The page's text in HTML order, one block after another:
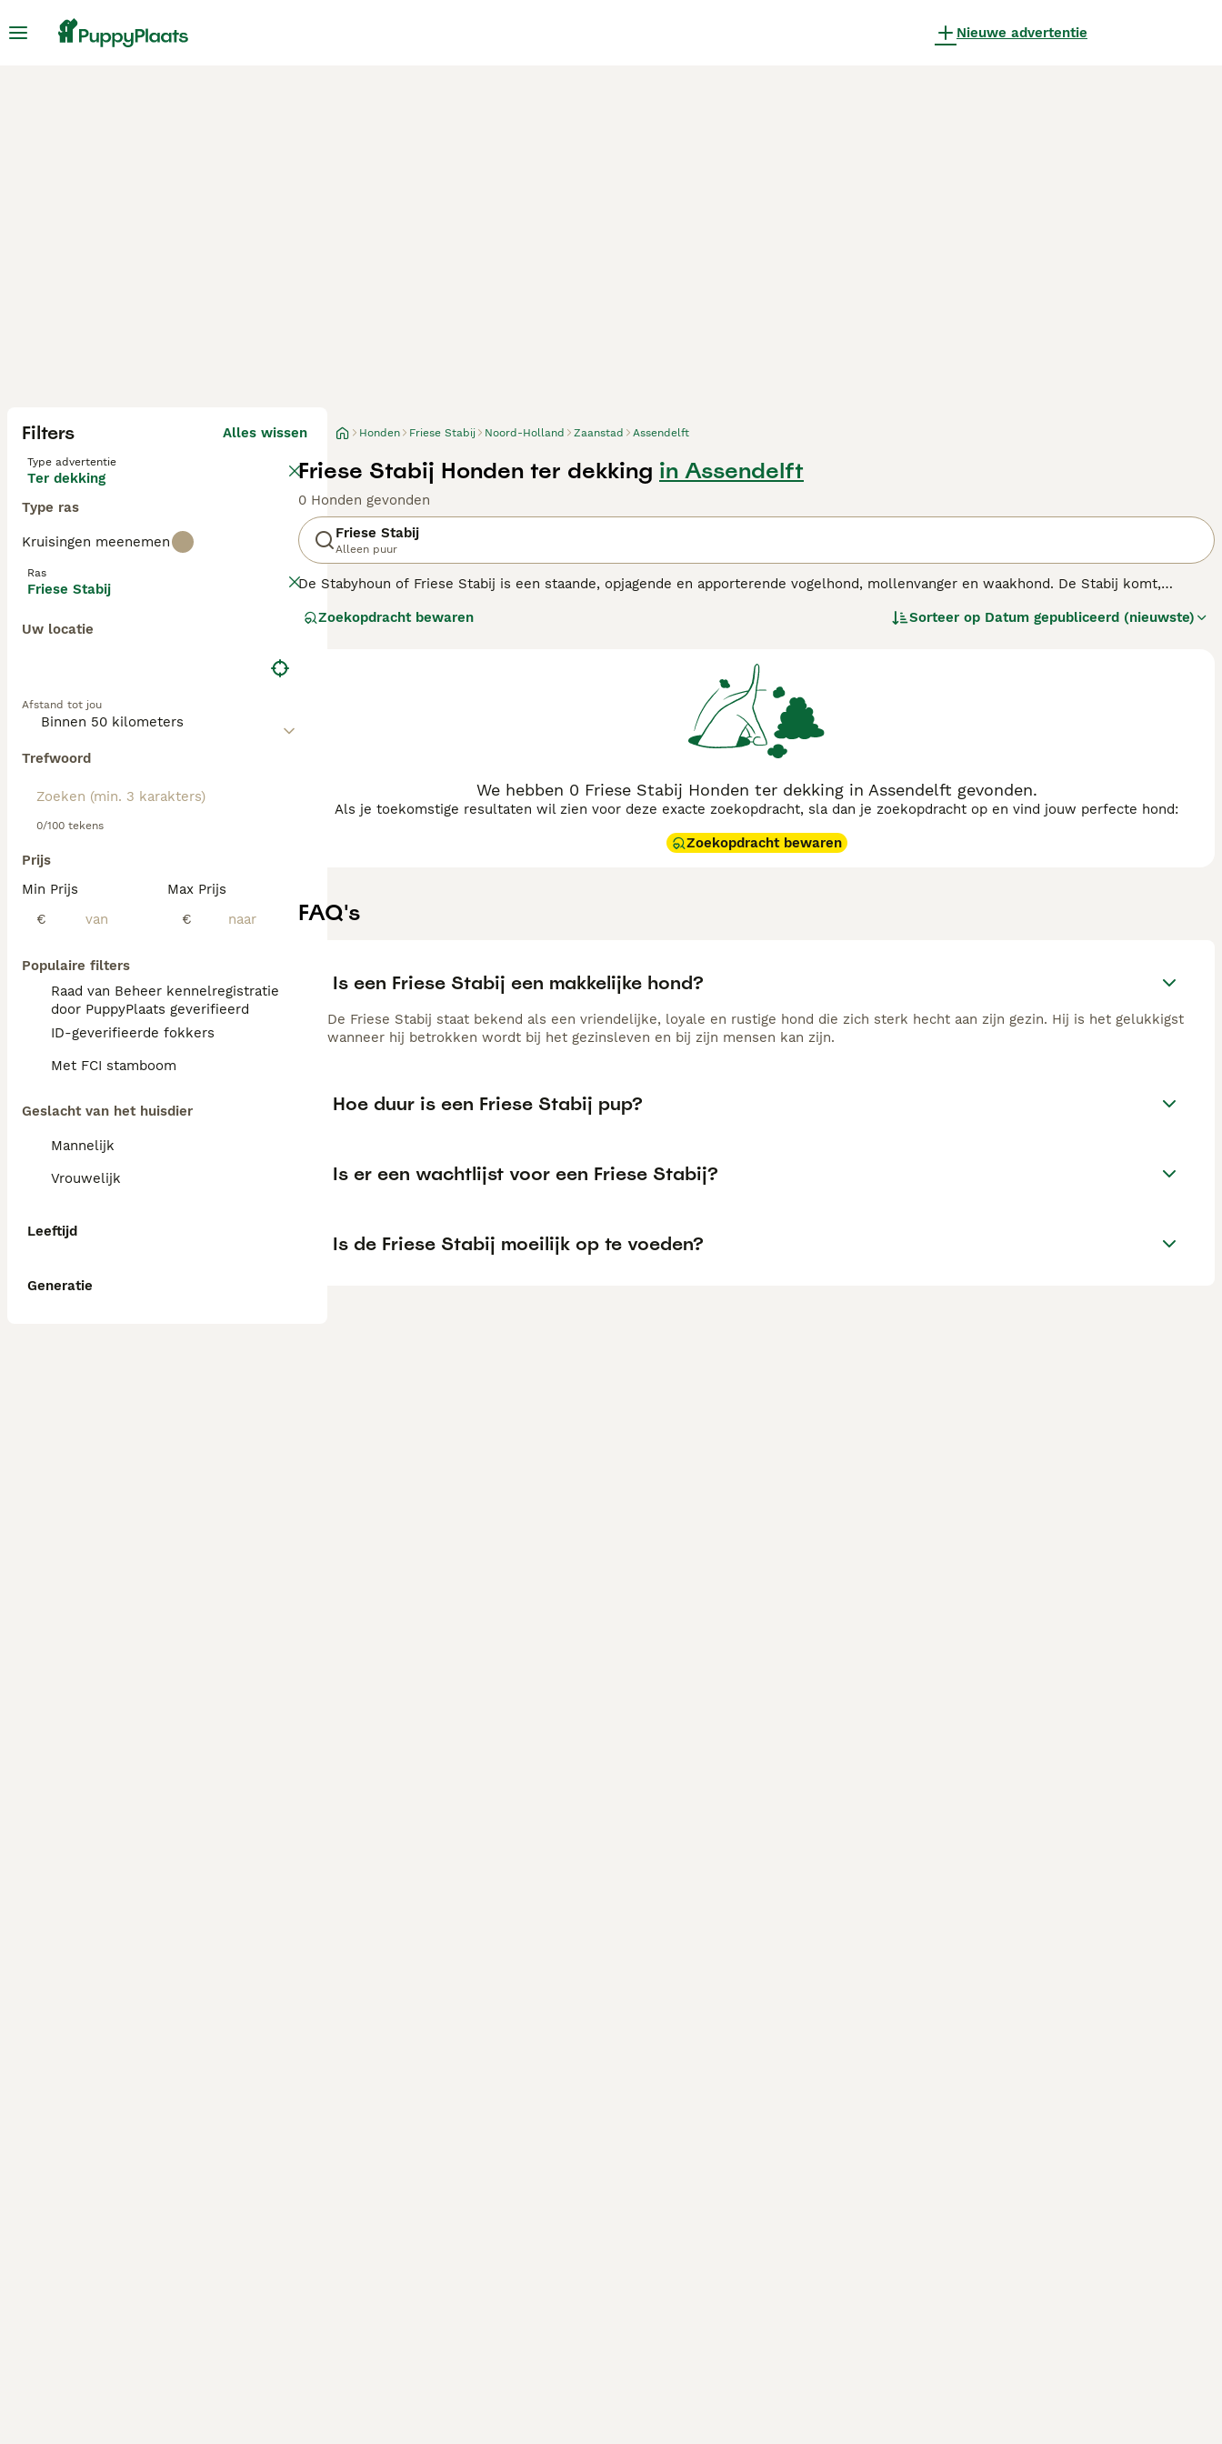
Nieuwe advertentie
Filters Alles wissen
Type advertentie
Ter dekking
Type ras
Kruisingen meenemen
Ras
Friese Stabij
Uw locatie
Afstand tot jou
Trefwoord
0/100 tekens
Prijs
Min Prijs
€
Max Prijs
€
Populaire filters
Raad van Beheer kennelregistratie
door PuppyPlaats geverifieerd
ID-geverifieerde fokkers
Met FCI stamboom
Geslacht van het huisdier
Mannelijk
Vrouwelijk
Leeftijd
Generatie
Honden Friese Stabij Noord-Holland Zaanstad Assendelft
Friese Stabij Honden ter dekking in Assendelft
0 Honden gevonden
Friese Stabij
Alleen puur
De Stabyhoun of Friese Stabij is een staande, opjagende en apporterende vogelhond, mollenvanger en waakhond. De Stabij komt,
uitstekende gezinshond.
Zoekopdracht bewaren Sorteer op Datum gepubliceerd (nieuwste)
We hebben 0 Friese Stabij Honden ter dekking in Assendelft gevonden.
Als je toekomstige resultaten wil zien voor deze exacte zoekopdracht, sla dan je zoekopdracht op en vind jouw perfecte hond:
Zoekopdracht bewaren
FAQ's
Is een Friese Stabij een makkelijke hond?
De Friese Stabij staat bekend als een vriendelijke, loyale en rustige hond die zich sterk hecht aan zijn gezin. Hij is het gelukkigst
wanneer hij betrokken wordt bij het gezinsleven en bij zijn mensen kan zijn.
Hoe duur is een Friese Stabij pup?
Is er een wachtlijst voor een Friese Stabij?
Is de Friese Stabij moeilijk op te voeden?